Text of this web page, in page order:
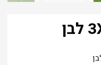
גזיבו מתקפל 3X3 לבן